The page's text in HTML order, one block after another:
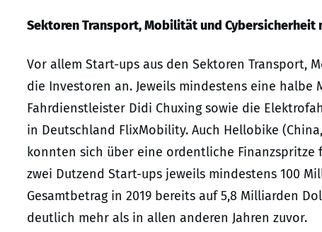
Sektoren Transport, Mobilität und Cybersicherheit
Vor allem Start-ups aus den Sektoren Transport,
die Investoren an. Jeweils mindestens eine
Fahrdienstleister Didi Chuxing sowie die
in Deutschland FlixMobility. Auch Hellobike
konnten sich über eine ordentliche
zwei Dutzend Start-ups jeweils mindestens 100
Gesamtbetrag in 2019 bereits auf 5,8 Milliarden
deutlich mehr als in allen anderen Jahren zuvor.